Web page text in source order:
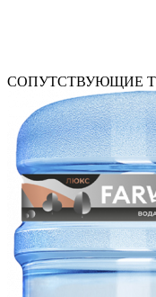
СОПУТСТВУЮЩИЕ